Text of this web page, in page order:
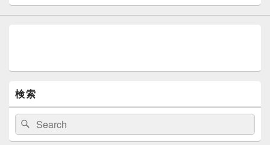
検索
検
索:
検
索